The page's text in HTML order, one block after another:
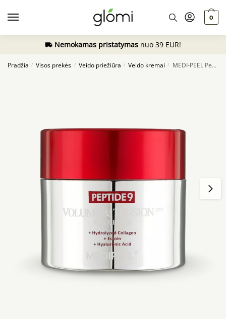
0
Nemokamas pristatymas nuo 39 EUR!
Pradžia / Visos prekės / Veido priežiūra / Veido kremai / MEDI-PEEL Peptide 9 Volume And Tension Tox Cream PRO, 50g